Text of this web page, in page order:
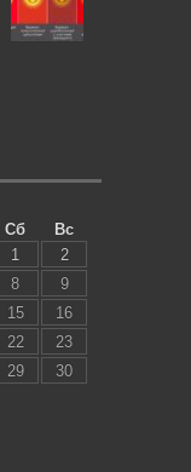
Сб
Вс
1
2
8
9
15
16
22
23
29
30